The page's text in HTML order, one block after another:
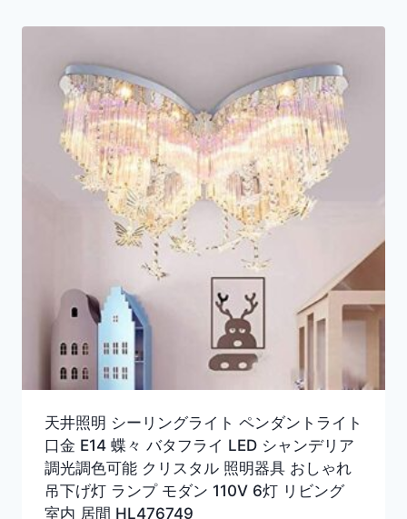
天井照明 シーリングライト ペンダントライト
口金 E14 蝶々 バタフライ LED シャンデリア
調光調色可能 クリスタル 照明器具 おしゃれ
吊下げ灯 ランプ モダン 110V 6灯 リビング
室内 居間 HL476749